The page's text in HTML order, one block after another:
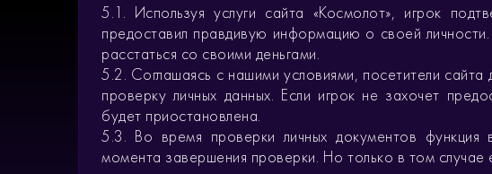
5.1. Используя услуги сайта «Космолот», игрок
предоставил правдивую информацию о своей
расстаться со своими деньгами.
5.2. Соглашаясь с нашими условиями, посетители
проверку личных данных. Если игрок не захочет
будет приостановлена.
5.3. Во время проверки личных документов функция
момента завершения проверки. Но только в том